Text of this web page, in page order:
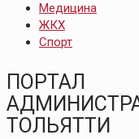
Медицина
ЖКХ
Спорт
ПОРТАЛ
ТОЛЬЯТТИ